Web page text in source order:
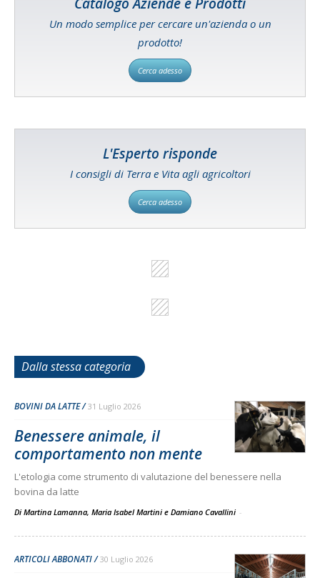
Un modo semplice per cercare un'azienda o un
prodotto!
Cerca adesso
L'Esperto risponde
I consigli di Terra e Vita agli agricoltori
Cerca adesso
Dalla stessa categoria
BOVINI DA LATTE 31 Luglio 2026
Benessere animale, il
comportamento non mente
L'etologia come strumento di valutazione del benessere nella
bovina da latte
Di Martina Lamanna, Maria Isabel Martini e Damiano Cavallini -
ARTICOLI ABBONATI 30 Luglio 2026